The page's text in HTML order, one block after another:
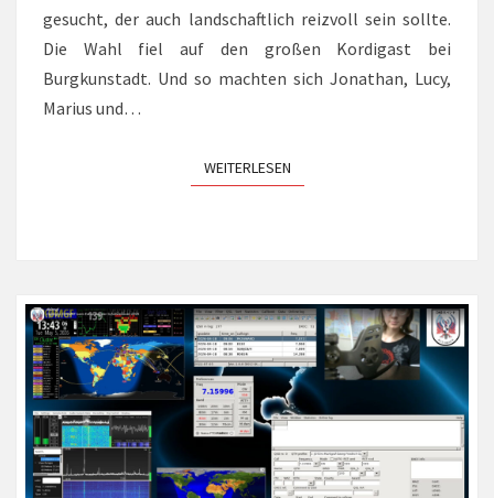
gesucht, der auch landschaftlich reizvoll sein sollte.
Die Wahl fiel auf den großen Kordigast bei
Burgkunstadt. Und so machten sich Jonathan, Lucy,
Marius und…
WEITERLESENWEITERLESEN